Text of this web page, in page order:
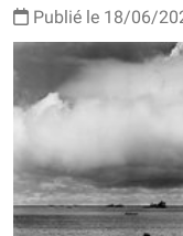
Publié le 18/06/